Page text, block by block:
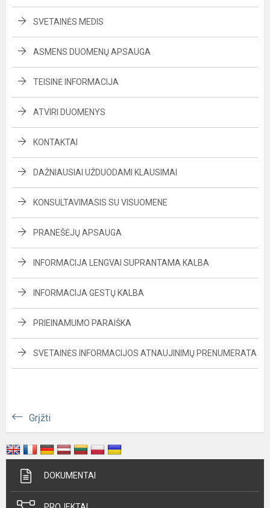
SVETAINĖS MEDIS
ASMENS DUOMENŲ APSAUGA
TEISINĖ INFORMACIJA
ATVIRI DUOMENYS
KONTAKTAI
DAŽNIAUSIAI UŽDUODAMI KLAUSIMAI
KONSULTAVIMASIS SU VISUOMENE
PRANEŠĖJŲ APSAUGA
INFORMACIJA LENGVAI SUPRANTAMA KALBA
INFORMACIJA GESTŲ KALBA
PRIEINAMUMO PARAIŠKA
SVETAINĖS INFORMACIJOS ATNAUJINIMŲ PRENUMERATA
Grįžti
DOKUMENTAI